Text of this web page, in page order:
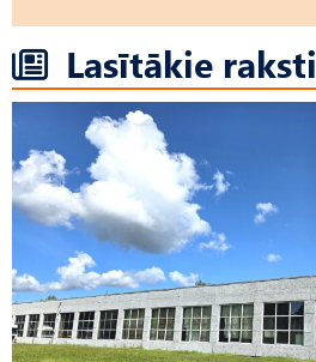
Lasītākie raksti